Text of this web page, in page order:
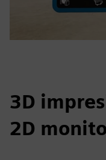
3D
2D